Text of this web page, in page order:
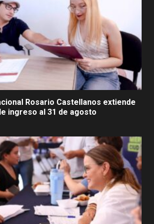
Rosario Castellanos extiende
ingreso al 31 de agosto